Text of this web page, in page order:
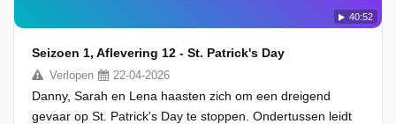
40:52
Seizoen 1, Aflevering 12 - St. Patrick's Day
Verlopen 22-04-2026
Danny, Sarah en Lena haasten zich om een dreigend
gevaar op St. Patrick's Day te stoppen. Ondertussen leidt